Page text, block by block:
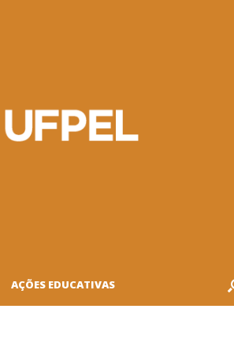
AÇÕES EDUCATIVAS